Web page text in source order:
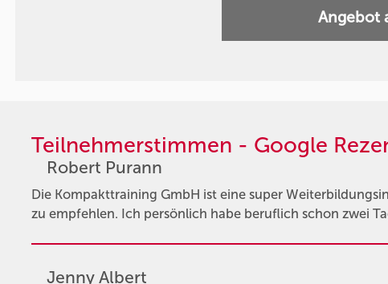
Angebot
Teilnehmerstimmen - Google
Robert Purann
Die Kompakttraining GmbH ist eine super
zu empfehlen. Ich persönlich habe beruflich schon zwei
Jenny Albert